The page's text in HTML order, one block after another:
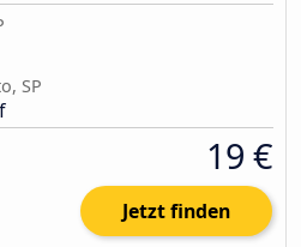
SP
19 €
Jetzt finden